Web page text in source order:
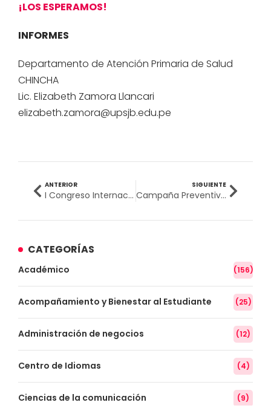
¡LOS ESPERAMOS!
INFORMES
Departamento de Atención Primaria de Salud
CHINCHA
Lic. Elizabeth Zamora Llancari
elizabeth.zamora@upsjb.edu.pe
ANTERIOR
I Congreso Internacional: Avances en Investigación en Ciencias de la Salud
SIGUIENTE
Campaña Preventiva Oftalmológica
CATEGORÍAS
Académico (156)
Acompañamiento y Bienestar al Estudiante (25)
Administración de negocios (12)
Centro de Idiomas (4)
Ciencias de la comunicación (9)